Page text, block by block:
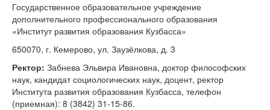
Государственное образовательное учреждение
дополнительного профессионального образования
«Институт развития образования Кузбасса»
650070, г. Кемерово, ул. Заузёлкова, д. 3
Ректор: Забнева Эльвира Ивановна, доктор философских
наук, кандидат социологических наук, доцент, ректор
Института развития образования Кузбасса, телефон
(приемная): 8 (3842) 31-15-86.